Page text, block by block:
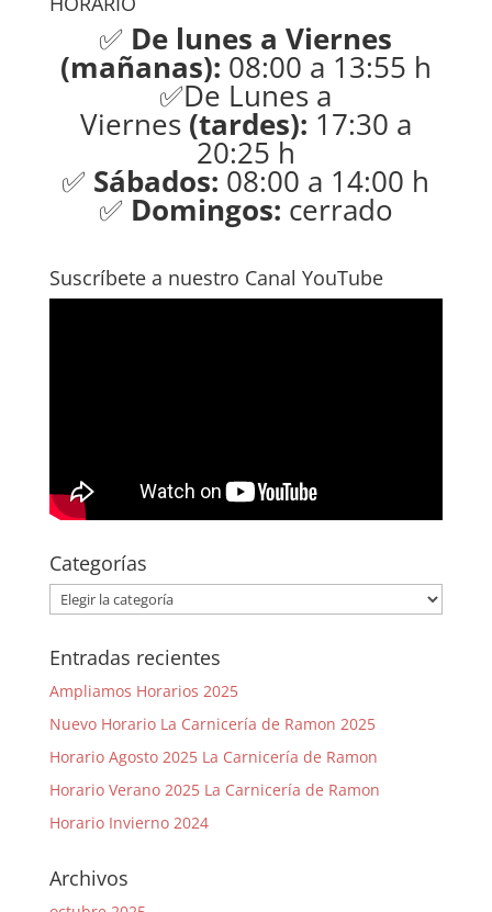
✅ De lunes a Viernes
(mañanas): 08:00 a 13:55 h
✅De Lunes a
Viernes(tardes): 17:30 a
20:25 h
✅ Sábados: 08:00 a 14:00 h
✅ Domingos: cerrado
Suscríbete a nuestro Canal YouTube
Categorías
Categorías
Entradas recientes
Ampliamos Horarios 2025
Nuevo Horario La Carnicería de Ramon 2025
Horario Agosto 2025 La Carnicería de Ramon
Horario Verano 2025 La Carnicería de Ramon
Horario Invierno 2024
Archivos